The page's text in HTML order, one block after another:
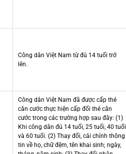
Công dân Việt Nam từ đủ 14 tuổi trở
lên.
Công dân Việt Nam đã được cấp thẻ
căn cước thực hiện cấp đổi thẻ căn
cước trong các trường hợp sau đây: (1)
Khi công dân đủ 14 tuổi, 25 tuổi, 40 tuổi
và 60 tuổi. (2) Thay đổi, cải chính thông
tin về họ, chữ đệm, tên khai sinh; ngày,